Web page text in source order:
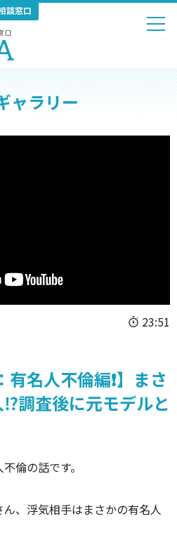
談窓口
ャラリー
23:51
有名人不倫編❗️】まさ
調査後に元モデルと
倫の話です。
、浮気相手はまさかの有名人